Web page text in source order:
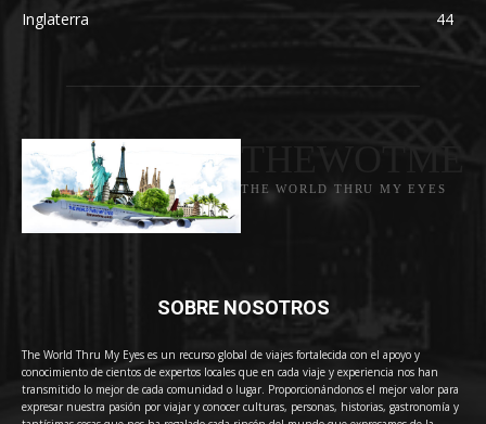
Inglaterra
44
THE WORLD THRU MY EYES
SOBRE NOSOTROS
The World Thru My Eyes es un recurso global de viajes fortalecida con el apoyo y
conocimiento de cientos de expertos locales que en cada viaje y experiencia nos han
transmitido lo mejor de cada comunidad o lugar. Proporcionándonos el mejor valor para
expresar nuestra pasión por viajar y conocer culturas, personas, historias, gastronomía y